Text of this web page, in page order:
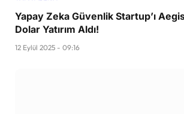
Yapay Zeka Güvenlik Startup’ı
Dolar Yatırım Aldı!
12 Eylül 2025 - 09:16